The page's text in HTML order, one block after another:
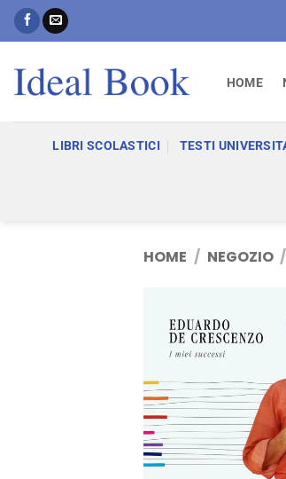
Salta
HOME
LIBRI SCOLASTICI TESTI
HOME / NEGOZIO /